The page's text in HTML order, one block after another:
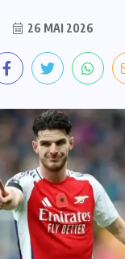
26 MAI 2026